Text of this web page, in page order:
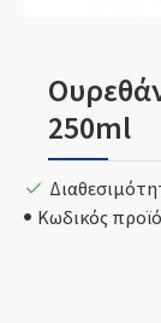
250ml
Κωδικός